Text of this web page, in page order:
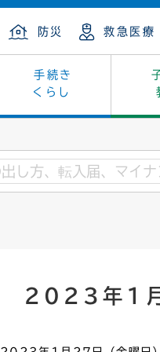
防災 救急医療
手続き
くらし
保険・年金
墓地・斎場
戸籍謄本・抄
教育
学級閉鎖
福祉
文化財
カーボンニュ
福祉・介護
庁舎案内
統計
情報公開・個
2023年1月